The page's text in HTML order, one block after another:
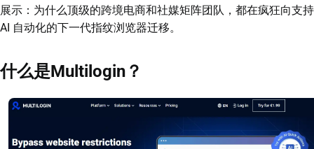
展示：为什么顶级的跨境电商和社媒矩阵团队，都在疯狂向支持
AI 自动化的下一代指纹浏览器迁移。
什么是Multilogin？